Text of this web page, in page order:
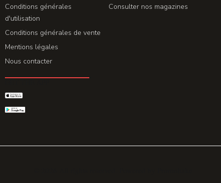
Conditions générales
d'utilisation
Conditions générales de vente
Mentions légales
Nous contacter
Consulter nos magazines